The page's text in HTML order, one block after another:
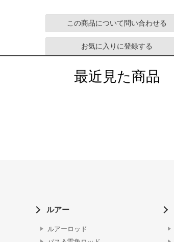
この商品について問い合わせる
お気に入りに登録する
最近見た商品
ルアー
ルアーロッド